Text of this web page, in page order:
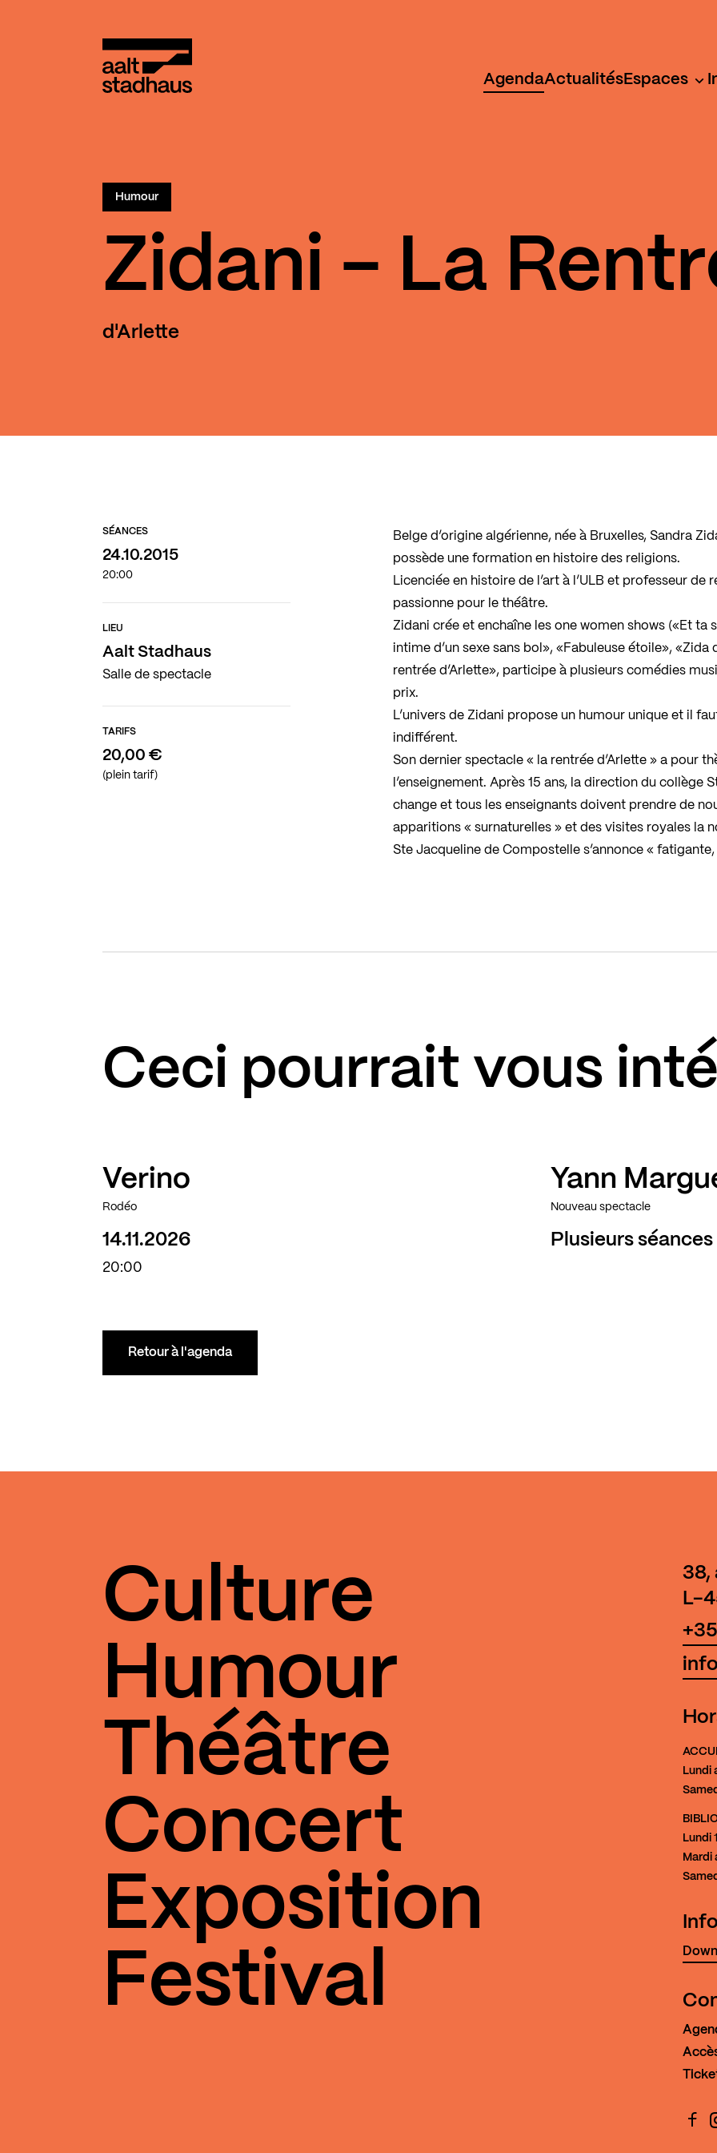
AgendaActualitésEspaces
Humour
Zidani - La
d'Arlette
SÉANCES
24.10.2015
20:00
LIEU
Aalt Stadhaus
Salle de spectacle
TARIFS
20,00 €
(plein tarif)
Belge d’origine algérienne, née à Bruxelles, Sandra
possède une formation en histoire des religions.
Licenciée en histoire de l’art à l’ULB et professeur
passionne pour le théâtre.
Zidani crée et enchaîne les one women shows («Et ta
intime d’un sexe sans bol», «Fabuleuse étoile», «Zida
rentrée d’Arlette», participe à plusieurs comédies
prix.
L’univers de Zidani propose un humour unique et il
indifférent.
Son dernier spectacle « la rentrée d’Arlette » a pour
l’enseignement. Après 15 ans, la direction du collège
change et tous les enseignants doivent prendre de
apparitions « surnaturelles » et des visites royales la
Ste Jacqueline de Compostelle s’annonce «
Ceci pourrait vous
Complet
Verino
Rodéo
14.11.2026
20:00
Complet
Yann
Nouveau spectacle
Plusieurs séances
Retour à l'agenda
38,
L-
Lundi
Lundi
Mardi
Culture
Humour
Théâtre
Concert
Exposition
Festival